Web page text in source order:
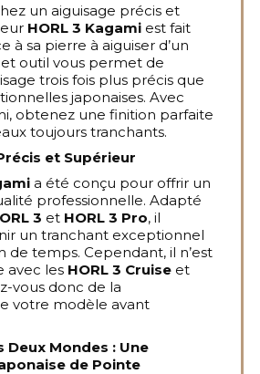
un aiguisage précis et
HORL 3 Kagami est fait
à sa pierre à aiguiser d’un
outil vous permet de
trois fois plus précis que
japonaises. Avec
obtenez une finition parfaite
toujours tranchants.
et Supérieur
a été conçu pour offrir un
professionnelle. Adapté
3 et HORL 3 Pro, il
un tranchant exceptionnel
de temps. Cependant, il n’est
avec les HORL 3 Cruise et
vous donc de la
votre modèle avant
Deux Mondes : Une
de Pointe